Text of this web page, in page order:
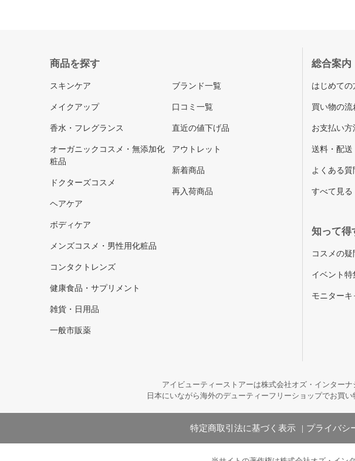
商品を探す
スキンケア
メイクアップ
香水・フレグランス
オーガニックコスメ・無添加化
粧品
ドクターズコスメ
ヘアケア
ボディケア
メンズコスメ・男性用化粧品
コンタクトレンズ
健康食品・サプリメント
雑貨・日用品
一般市販薬
ブランド一覧
口コミ一覧
直近の値下げ品
アウトレット
新着商品
再入荷商品
総合案内
はじめての
買い物の流
お支払い方
送料・配送
よくある質
すべて見る
知って得
コスメの疑
イベント特
モニターキ
アイビューティーストアーは株式会社オズ・インター
日本にいながら海外のデューティーフリーショップでお買
特定商取引法に基づく表示 プライバシ